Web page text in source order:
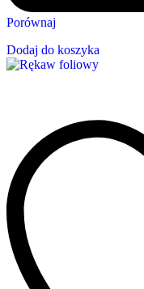
Porównaj
Dodaj do koszyka